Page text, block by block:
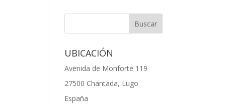
UBICACIÓN
Avenida de Monforte 119
27500 Chantada, Lugo
España